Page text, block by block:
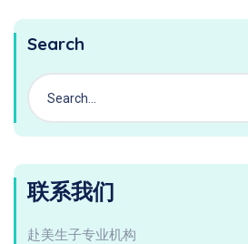
Search
联系我们
赴美生子专业机构